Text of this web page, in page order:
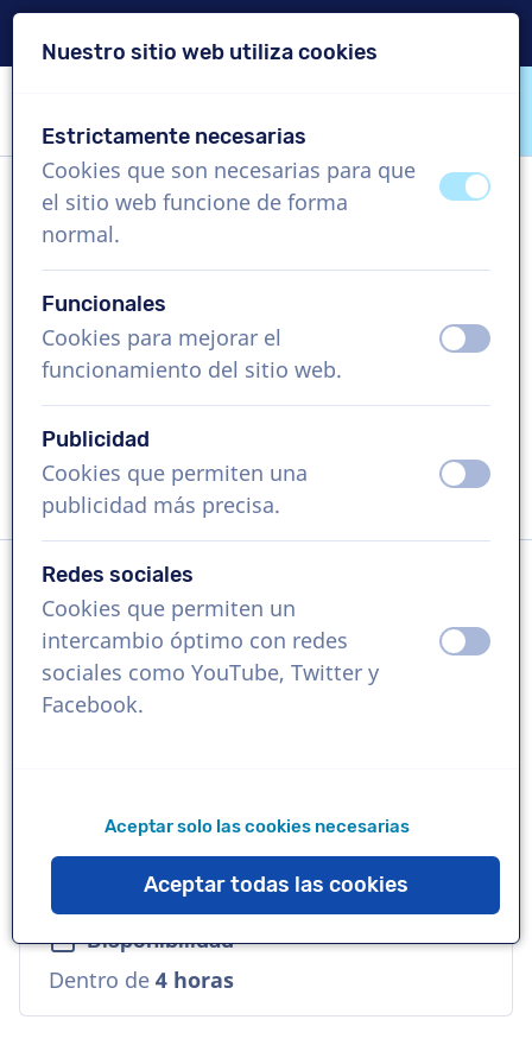
VoiceProductions
Stefanie
US$ 369,95
Vídeo corporativo , 1 - 250 palabras
Solicita una demo gratis
Idioma
Alemán
Referencias
Voz
Comercial, Joven, Natural, Urbana, Cool
Disponibilidad
Dentro de 4 horas
Nuestro sitio web utiliza cookies
Estrictamente necesarias
Cookies que son necesarias para que
el sitio web funcione de forma
normal.
Funcionales
Cookies para mejorar el
funcionamiento del sitio web.
Publicidad
Cookies que permiten una
publicidad más precisa.
Redes sociales
Cookies que permiten un
intercambio óptimo con redes
sociales como YouTube, Twitter y
Facebook.
Aceptar solo las cookies necesarias
Aceptar todas las cookies